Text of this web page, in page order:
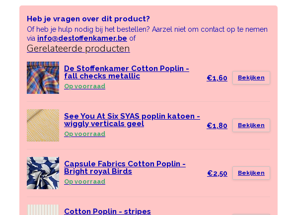
Heb je vragen over dit product?
Of heb je hulp nodig bij het bestellen? Aarzel niet om contact op te nemen
via info@destoffenkamer.be of
Gerelateerde producten
De Stoffenkamer Cotton Poplin -
fall checks metallic
Op voorraad
€1,60 Bekijken
See You At Six SYAS poplin katoen -
wiggly verticals geel
Op voorraad
€1,80 Bekijken
Capsule Fabrics Cotton Poplin -
Bright royal Birds
Op voorraad
€2,50 Bekijken
Cotton Poplin - stripes